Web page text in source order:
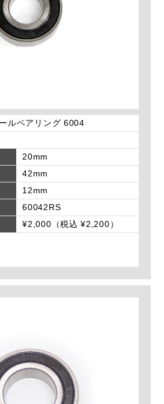
ルベアリング 6004
20mm
42mm
12mm
60042RS
¥2,000（税込 ¥2,200）